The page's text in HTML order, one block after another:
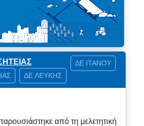
ΔΕ ΙΤΑΝΟΥ
ΔΕ ΛΕΥΚΗΣ
από τη μελετητική